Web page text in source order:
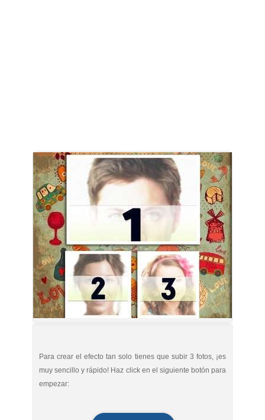
Para crear el efecto tan solo tienes que subir 3 fotos, ¡es
muy sencillo y rápido! Haz click en el siguiente botón para
empezar: